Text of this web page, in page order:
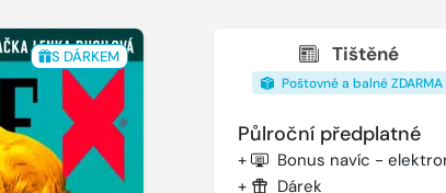
S DÁRKEM Tištěné
Poštovné a balné ZDARMA
Půlroční předplatné
+ Bonus navíc -
+ Dárek